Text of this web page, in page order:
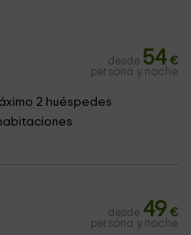
desde 54 €
persona y noche
2 huéspedes
habitaciones
desde 49 €
persona y noche